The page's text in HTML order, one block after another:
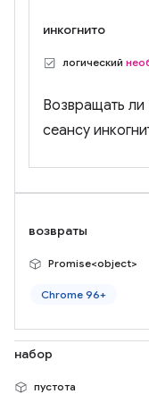
инкогнито
логический
Возвращать
сеансу
возвраты
Promise<object>
Chrome 96+
набор
пустота